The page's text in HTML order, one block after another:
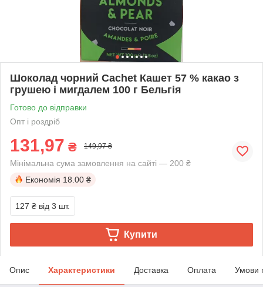
Шоколад чорний Cachet Кашет 57 % какао з
грушею і мигдалем 100 г Бельгія
Готово до відправки
Опт і роздріб
131,97 ₴ 149,97 ₴
Мінімальна сума замовлення на сайті — 200 ₴
Економія 18.00 ₴
127 ₴ від 3 шт.
Купити
Опис Характеристики Доставка Оплата Умови